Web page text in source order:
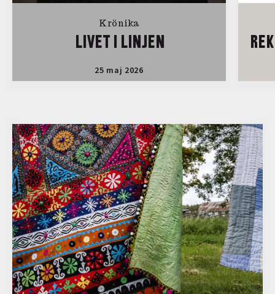
Krönika
LIVET I LINJEN
25 maj 2026